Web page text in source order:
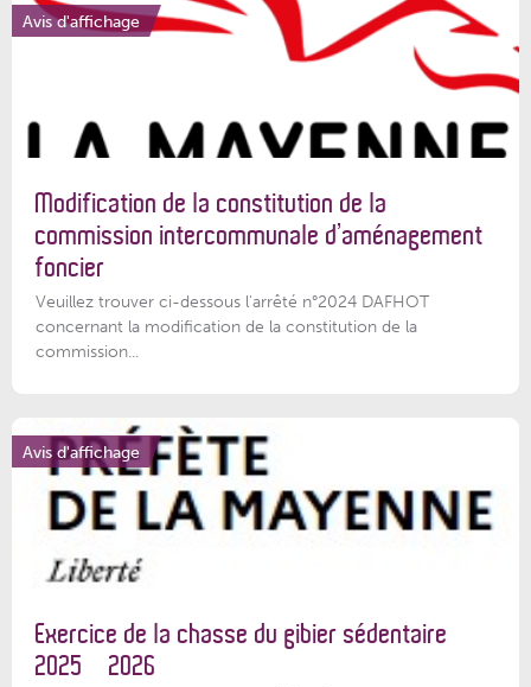
Avis d'affichage
Modification de la constitution de la
commission intercommunale d’aménagement
foncier
Veuillez trouver ci-dessous l'arrêté n°2024 DAFHOT
concernant la modification de la constitution de la
commission...
Avis d'affichage
Exercice de la chasse du gibier sédentaire
2025 – 2026